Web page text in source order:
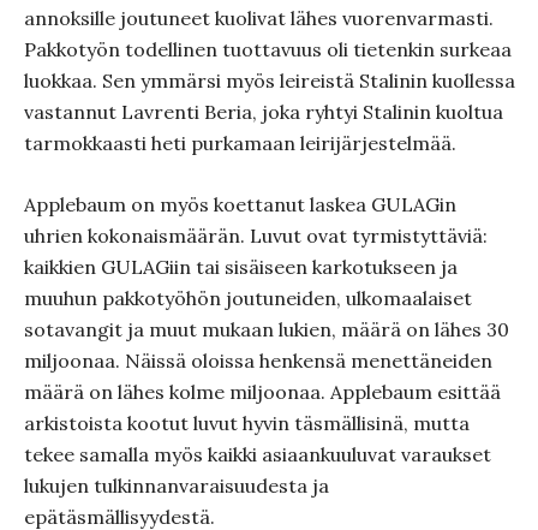
annoksille joutuneet kuolivat lähes vuorenvarmasti.
Pakkotyön todellinen tuottavuus oli tietenkin surkeaa
luokkaa. Sen ymmärsi myös leireistä Stalinin kuollessa
vastannut Lavrenti Beria, joka ryhtyi Stalinin kuoltua
tarmokkaasti heti purkamaan leirijärjestelmää.
Applebaum on myös koettanut laskea GULAGin
uhrien kokonaismäärän. Luvut ovat tyrmistyttäviä:
kaikkien GULAGiin tai sisäiseen karkotukseen ja
muuhun pakkotyöhön joutuneiden, ulkomaalaiset
sotavangit ja muut mukaan lukien, määrä on lähes 30
miljoonaa. Näissä oloissa henkensä menettäneiden
määrä on lähes kolme miljoonaa. Applebaum esittää
arkistoista kootut luvut hyvin täsmällisinä, mutta
tekee samalla myös kaikki asiaankuuluvat varaukset
lukujen tulkinnanvaraisuudesta ja
epätäsmällisyydestä.